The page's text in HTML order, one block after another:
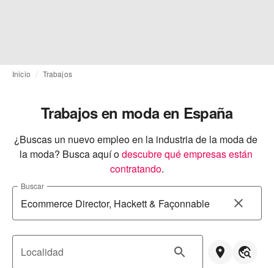
Inicio Trabajos
Trabajos en moda en España
¿Buscas un nuevo empleo en la industria de la moda de
la moda? Busca aquí odescubre qué empresas están
contratando.
Buscar
Localidad